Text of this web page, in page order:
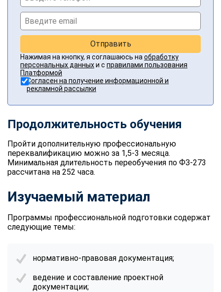
Отправить
Нажимая на кнопку, я соглашаюсь на обработку
персональных данныхи с правилами пользования
Платформой
Согласен на получение информационной и
рекламной рассылки
Продолжительность обучения
Пройти дополнительную профессиональную
переквалификацию можно за 1,5-3 месяца.
Минимальная длительность переобучения по ФЗ-273
рассчитана на 252 часа.
Изучаемый материал
Программы профессиональной подготовки содержат
следующие темы:
нормативно-правовая документация;
ведение и составление проектной
документации;